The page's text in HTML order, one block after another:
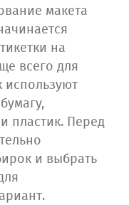
макета
на
всего для
используют
пластик. Перед
и выбрать